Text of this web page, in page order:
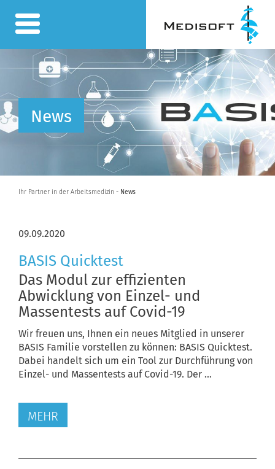
News
Ihr Partner in der Arbeitsmedizin - News
09.09.2020
BASIS Quicktest
Das Modul zur effizienten
Abwicklung von Einzel- und
Massentests auf Covid-19
Wir freuen uns, Ihnen ein neues Mitglied in unserer
BASIS Familie vorstellen zu können: BASIS Quicktest.
Dabei handelt sich um ein Tool zur Durchführung von
Einzel- und Massentests auf Covid-19. Der ...
MEHR